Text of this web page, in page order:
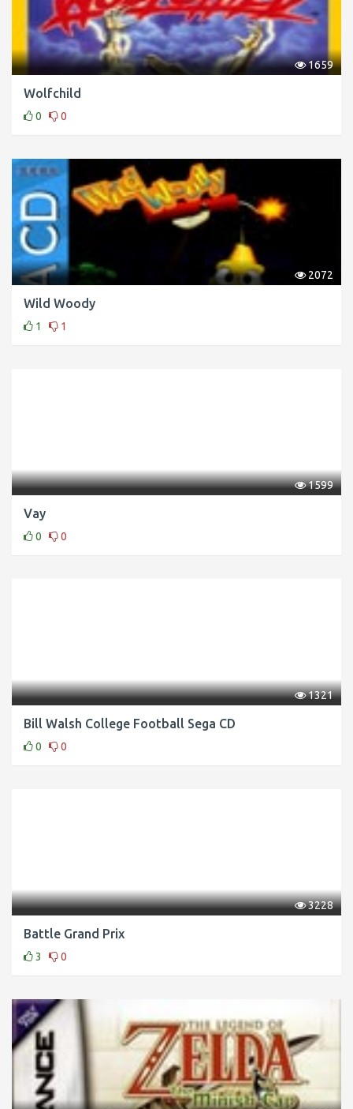
1659
Wolfchild
0 0
2072
Wild Woody
1 1
1599
Vay
0 0
1321
Bill Walsh College Football Sega CD
0 0
3228
Battle Grand Prix
3 0